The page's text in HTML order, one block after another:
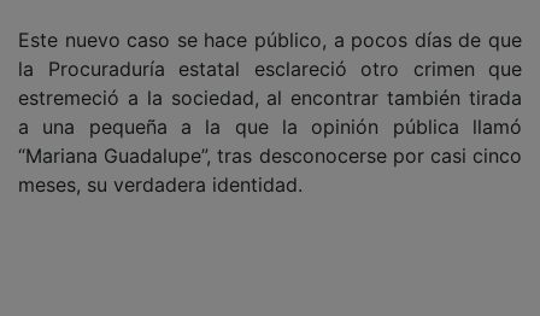
Este nuevo caso se hace público, a pocos días de que
la Procuraduría estatal esclareció otro crimen que
estremeció a la sociedad, al encontrar también tirada
a una pequeña a la que la opinión pública llamó
“Mariana Guadalupe”, tras desconocerse por casi cinco
meses, su verdadera identidad.